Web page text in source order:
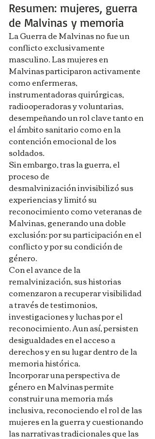
Resumen: mujeres, guerra
de Malvinas y memoria
La Guerra de Malvinas no fue un
conflicto exclusivamente
masculino. Las mujeres en
Malvinas participaron activamente
como enfermeras,
instrumentadoras quirúrgicas,
radiooperadoras y voluntarias,
desempeñando un rol clave tanto en
el ámbito sanitario como en la
contención emocional de los
soldados.
Sin embargo, tras la guerra, el
proceso de
desmalvinización invisibilizó sus
experiencias y limitó su
reconocimiento como veteranas de
Malvinas, generando una doble
exclusión: por su participación en el
conflicto y por su condición de
género.
Con el avance de la
remalvinización, sus historias
comenzaron a recuperar visibilidad
a través de testimonios,
investigaciones y luchas por el
reconocimiento. Aun así, persisten
desigualdades en el acceso a
derechos y en su lugar dentro de la
memoria histórica.
Incorporar una perspectiva de
género en Malvinas permite
construir una memoria más
inclusiva, reconociendo el rol de las
mujeres en la guerra y cuestionando
las narrativas tradicionales que las